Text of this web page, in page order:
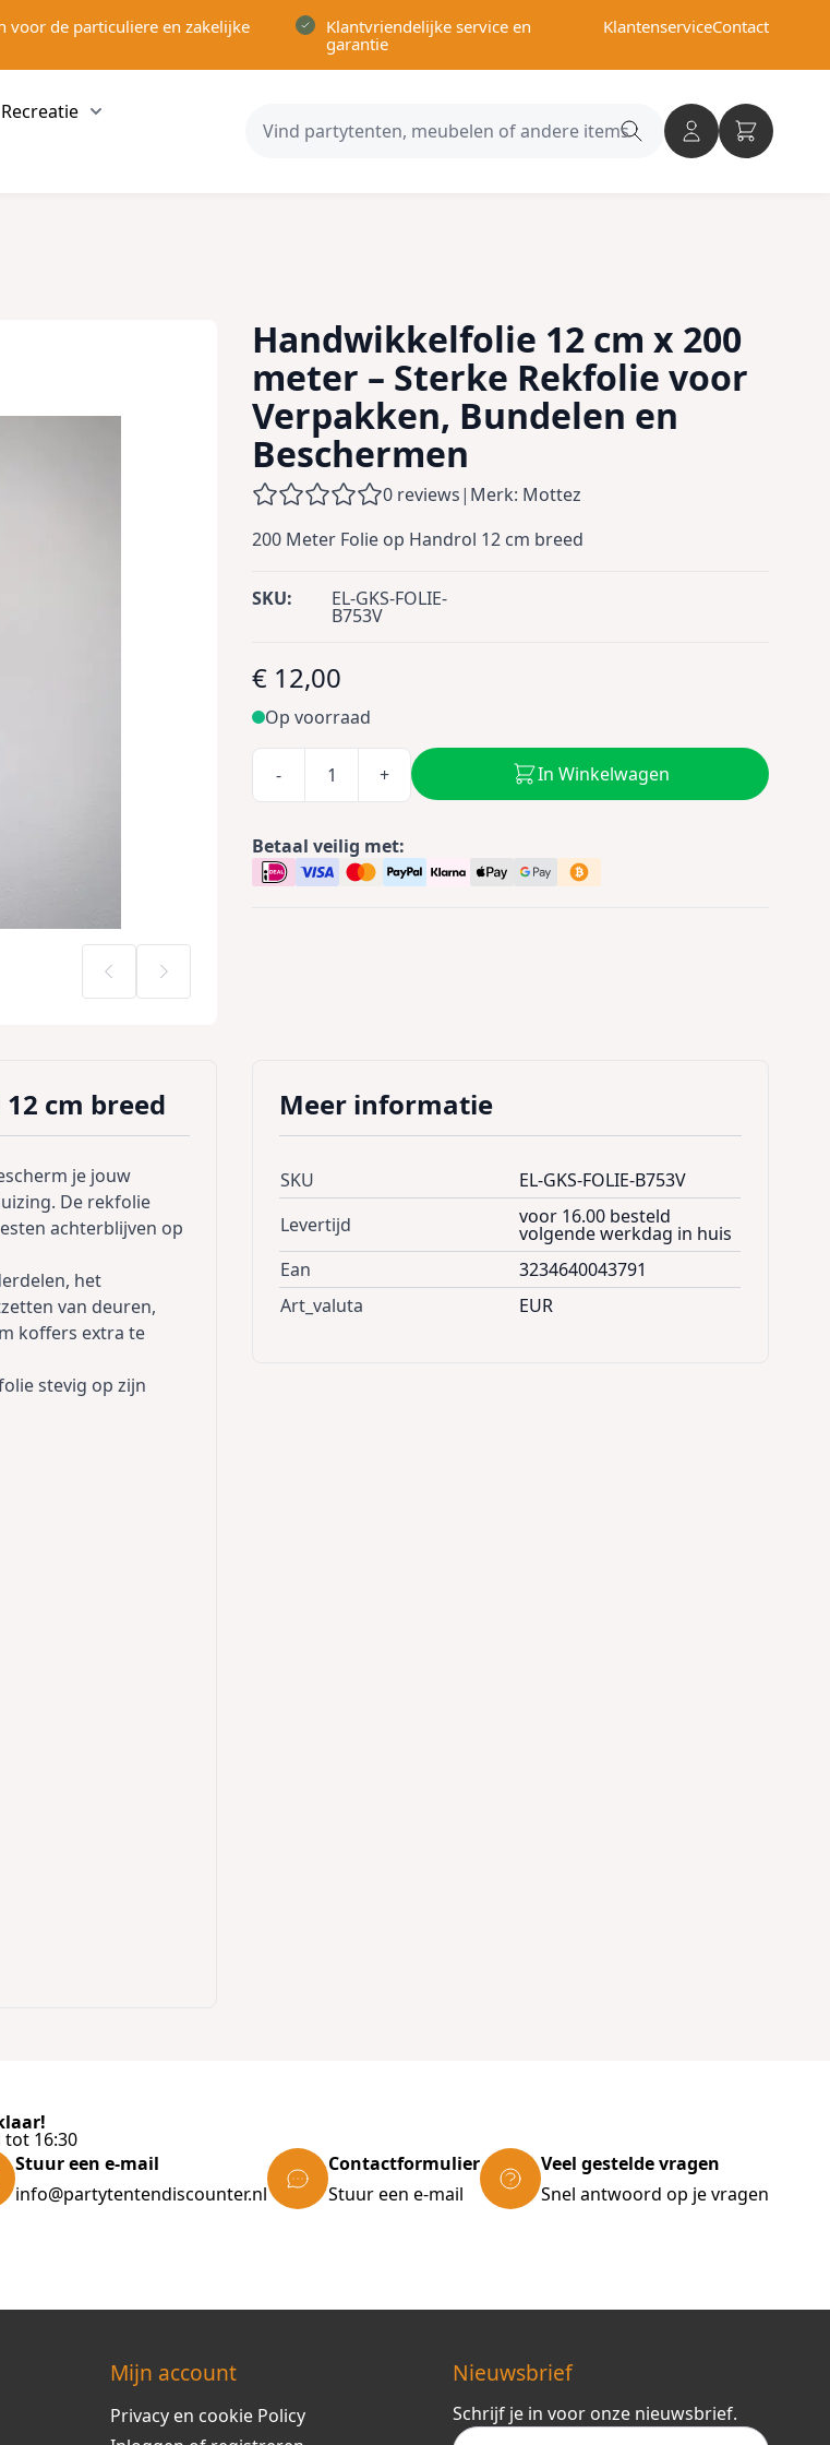
voor de particuliere en zakelijke
Klantvriendelijke service en
garantie
KlantenserviceContact
category
submenu for Tuin en Terras category
Recreatie
Show submenu for Recreatie category
in Huis category
Search
Handwikkelfolie 12 cm x 200
meter – Sterke Rekfolie voor
Verpakken, Bundelen en
Beschermen
0 reviews| Merk: Mottez
200 Meter Folie op Handrol 12 cm breed
SKU: EL-GKS-FOLIE-
B753V
€ 12,00
Op voorraad
- + In Winkelwagen
Betaal veilig met:
cm breed
je jouw
De rekfolie
achterblijven op
het
van deuren,
koffers extra te
stevig op zijn
Meer informatie
SKU
EL-GKS-FOLIE-B753V
Levertijd
voor 16.00 besteld
volgende werkdag in huis
Ean
3234640043791
Art_valuta
EUR
tot 16:30
Stuur een e-mail
info@partytentendiscounter.nl
Contactformulier
Stuur een e-mail
Veel gestelde vragen
Snel antwoord op je vragen
Mijn account
Privacy en cookie Policy
Nieuwsbrief
Schrijf je in voor onze nieuwsbrief.
E-mail adres